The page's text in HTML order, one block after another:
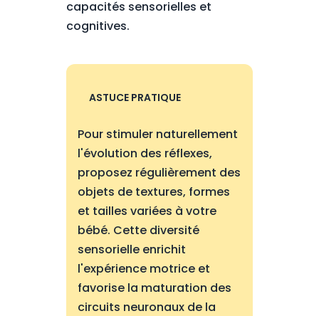
capacités sensorielles et
cognitives.
ASTUCE PRATIQUE
Pour stimuler naturellement
l'évolution des réflexes,
proposez régulièrement des
objets de textures, formes
et tailles variées à votre
bébé. Cette diversité
sensorielle enrichit
l'expérience motrice et
favorise la maturation des
circuits neuronaux de la